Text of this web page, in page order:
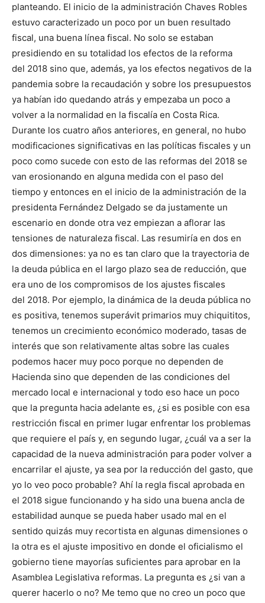
planteando. El inicio de la administración Chaves Robles
estuvo caracterizado un poco por un buen resultado
fiscal, una buena lí­nea fiscal. No solo se estaban
presidiendo en su totalidad los efectos de la reforma
del 2018 sino que, además, ya los efectos negativos de la
pandemia sobre la recaudación y sobre los presupuestos
ya habí­an ido quedando atrás y empezaba un poco a
volver a la normalidad en la fiscalí­a en Costa Rica.
Durante los cuatro años anteriores, en general, no hubo
modificaciones significativas en las políticas fiscales y un
poco como sucede con esto de las reformas del 2018 se
van erosionando en alguna medida con el paso del
tiempo y entonces en el inicio de la administración de la
presidenta Fernández Delgado se da justamente un
escenario en donde otra vez empiezan a aflorar las
tensiones de naturaleza fiscal. Las resumirí­a en dos en
dos dimensiones: ya no es tan claro que la trayectoria de
la deuda pública en el largo plazo sea de reducción, que
era uno de los compromisos de los ajustes fiscales
del 2018. Por ejemplo, la dinámica de la deuda pública no
es positiva, tenemos superávit primarios muy chiquititos,
tenemos un crecimiento económico moderado, tasas de
interés que son relativamente altas sobre las cuales
podemos hacer muy poco porque no dependen de
Hacienda sino que dependen de las condiciones del
mercado local e internacional y todo eso hace un poco
que la pregunta hacia adelante es, ¿si es posible con esa
restricción fiscal en primer lugar enfrentar los problemas
que requiere el paí­s y, en segundo lugar, ¿cuál va a ser la
capacidad de la nueva administración para poder volver a
encarrilar el ajuste, ya sea por la reducción del gasto, que
yo lo veo poco probable? Ahí­ la regla fiscal aprobada en
el 2018 sigue funcionando y ha sido una buena ancla de
estabilidad aunque se pueda haber usado mal en el
sentido quizás muy recortista en algunas dimensiones o
la otra es el ajuste impositivo en donde el oficialismo el
gobierno tiene mayorí­as suficientes para aprobar en la
Asamblea Legislativa reformas. La pregunta es ¿si van a
querer hacerlo o no? Me temo que no creo un poco que